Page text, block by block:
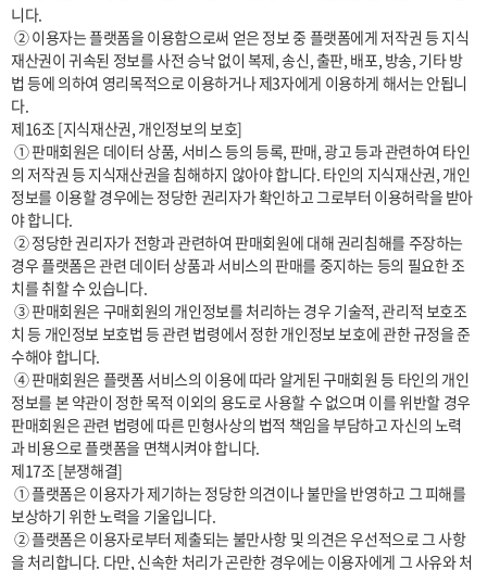
니다.
재산권이 귀속된 정보를 사전 승낙 없이 복제, 송신, 출판, 배포, 방송, 기타 방
법 등에 의하여 영리목적으로 이용하거나 제3자에게 이용하게 해서는 안됩니
다.
제16조 [지식재산권, 개인정보의 보호]
의 저작권 등 지식재산권을 침해하지 않아야 합니다. 타인의 지식재산권, 개인
정보를 이용할 경우에는 정당한 권리자가 확인하고 그로부터 이용허락을 받아
야 합니다.
경우 플랫폼은 관련 데이터 상품과 서비스의 판매를 중지하는 등의 필요한 조
치를 취할 수 있습니다.
치 등 개인정보 보호법 등 관련 법령에서 정한 개인정보 보호에 관한 규정을 준
수해야 합니다.
정보를 본 약관이 정한 목적 이외의 용도로 사용할 수 없으며 이를 위반할 경우
판매회원은 관련 법령에 따른 민형사상의 법적 책임을 부담하고 자신의 노력
과 비용으로 플랫폼을 면책시켜야 합니다.
제17조 [분쟁해결]
보상하기 위한 노력을 기울입니다.
을 처리합니다. 다만, 신속한 처리가 곤란한 경우에는 이용자에게 그 사유와 처